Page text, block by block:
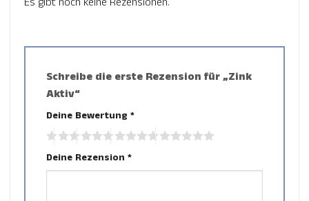
Schreibe die erste Rezension für „Zink
Aktiv“
Deine Bewertung *
Deine Rezension *